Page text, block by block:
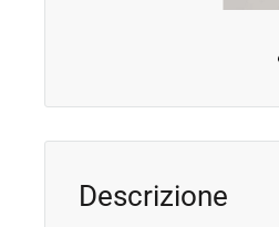
Descrizione